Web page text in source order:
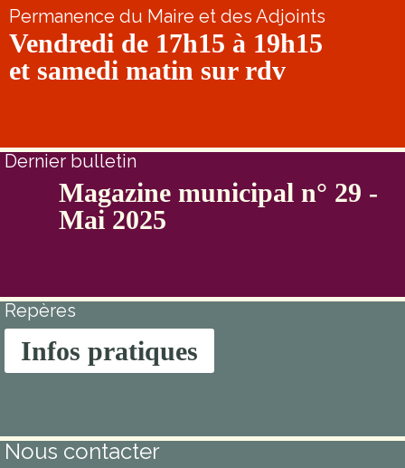
Permanence du Maire et des Adjoints
Vendredi de 17h15 à 19h15
et samedi matin sur rdv
Dernier bulletin
Magazine municipal n° 29 -
Mai 2025
Repères
Infos pratiques
Nous contacter